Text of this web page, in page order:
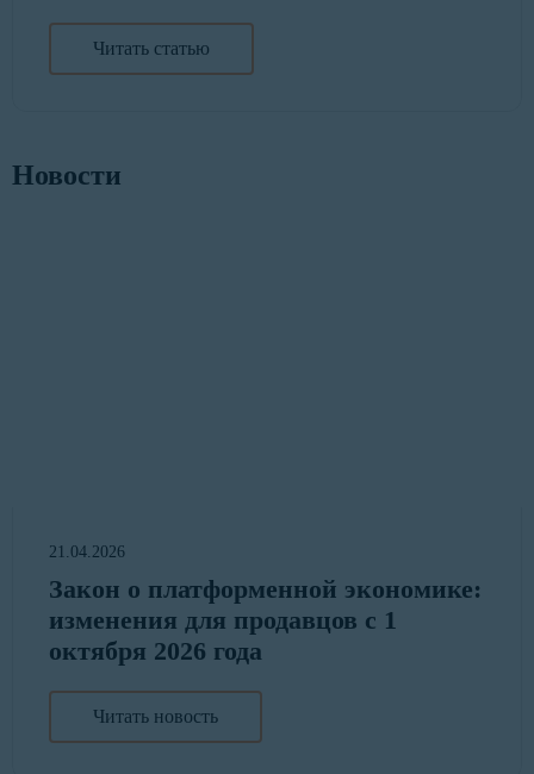
Читать статью
Новости
21.04.2026
Закон о платформенной экономике:
изменения для продавцов с 1
октября 2026 года
Читать новость